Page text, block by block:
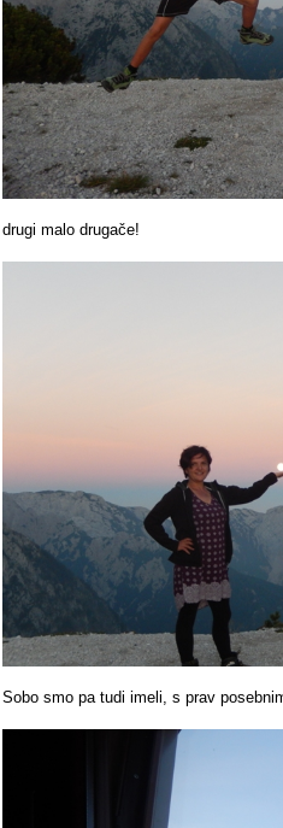
drugi malo drugače!
Sobo smo pa tudi imeli, s prav